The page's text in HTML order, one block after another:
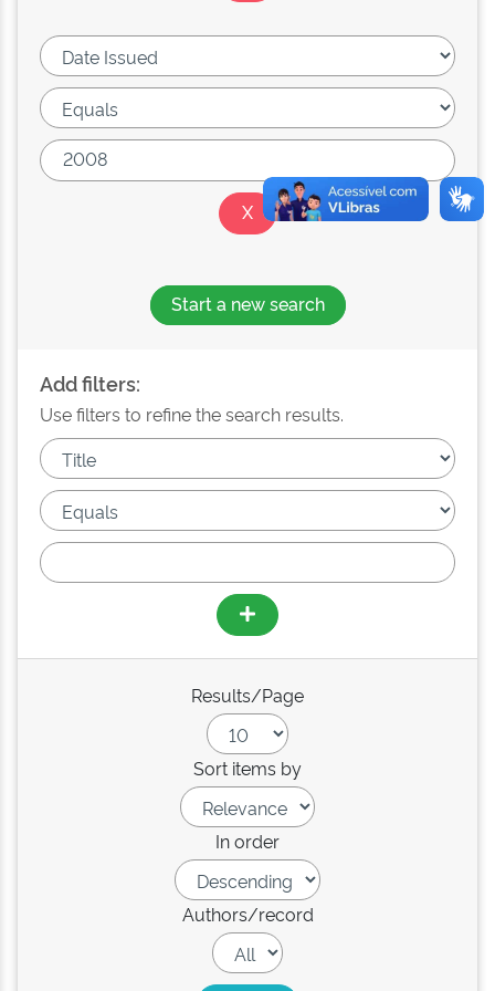
Start a new search
Add filters:
Use filters to refine the search results.
Results/Page
Sort items by
In order
Authors/record